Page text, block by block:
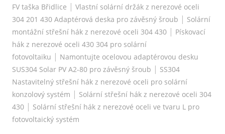
FV taška Břidlice | Vlastní solární držák z nerezové oceli
304 201 430 Adaptérová deska pro závěsný šroub | Solární
montážní střešní hák z nerezové oceli 304 430| Pískovací
hák z nerezové oceli 430 304 pro solární
fotovoltaiku | Namontujte ocelovou adaptérovou desku
SUS304 Solar PV A2-80 pro závěsný šroub | SS304
Nastavitelný střešní hák z nerezové oceli pro solární
konzolový systém | Solární střešní hák z nerezové oceli 304
430| Solární střešní hák z nerezové oceli ve tvaru L pro
fotovoltaický systém